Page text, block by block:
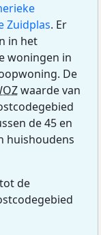
Zuidplas. Er
in het
woningen in
De
waarde van
de 45 en
huishoudens
de